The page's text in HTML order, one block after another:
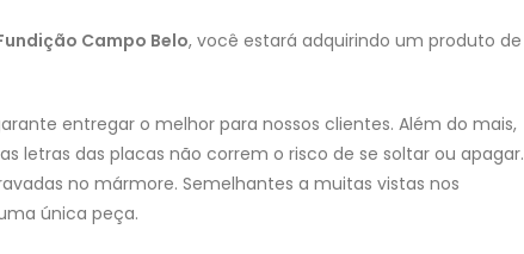
Campo Belo, você estará adquirindo um produto de
entregar o melhor para nossos clientes. Além do mais,
letras das placas não correm o risco de se soltar ou apagar.
no mármore. Semelhantes a muitas vistas nos
única peça.